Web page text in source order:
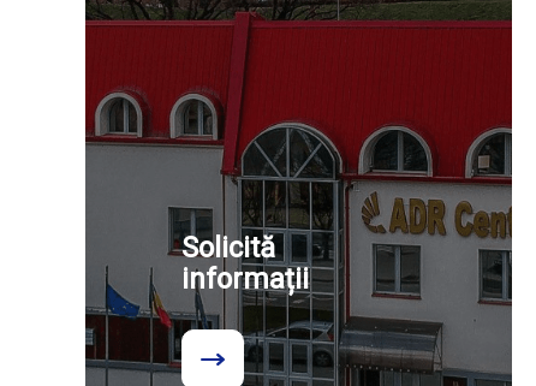
Solicită
informații